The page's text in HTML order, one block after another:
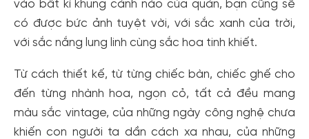
vào bất kì khung cảnh nào của quán, bạn cũng sẽ
có được bức ảnh tuyệt vời, với sắc xanh của trời,
với sắc nắng lung linh cùng sắc hoa tinh khiết.
Từ cách thiết kế, từ từng chiếc bàn, chiếc ghế cho
đến từng nhành hoa, ngọn cỏ, tất cả đều mang
màu sắc vintage, của những ngày công nghệ chưa
khiến con người ta dần cách xa nhau, của những